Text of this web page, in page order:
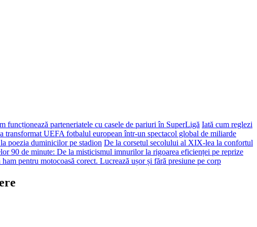
funcționează parteneriatele cu casele de pariuri în SuperLigă Iată cum reglezi
UEFA fotbalul european într-un spectacol global de miliarde
poezia duminicilor pe stadion De la corsetul secolului al XIX-lea la confortul
90 de minute: De la misticismul imnurilor la rigoarea eficienței pe reprize
pentru motocoasă corect. Lucrează ușor și fără presiune pe corp